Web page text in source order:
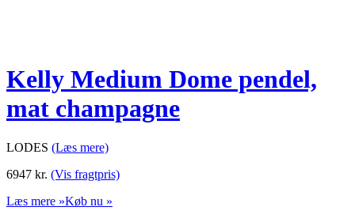
Kelly Medium Dome pendel,
mat champagne
LODES (Læs mere)
6947 kr. (Vis fragtpris)
Læs mere »Køb nu »